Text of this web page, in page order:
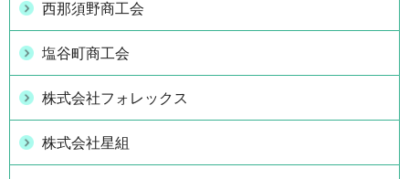
西那須野商工会
塩谷町商工会
株式会社フォレックス
株式会社星組